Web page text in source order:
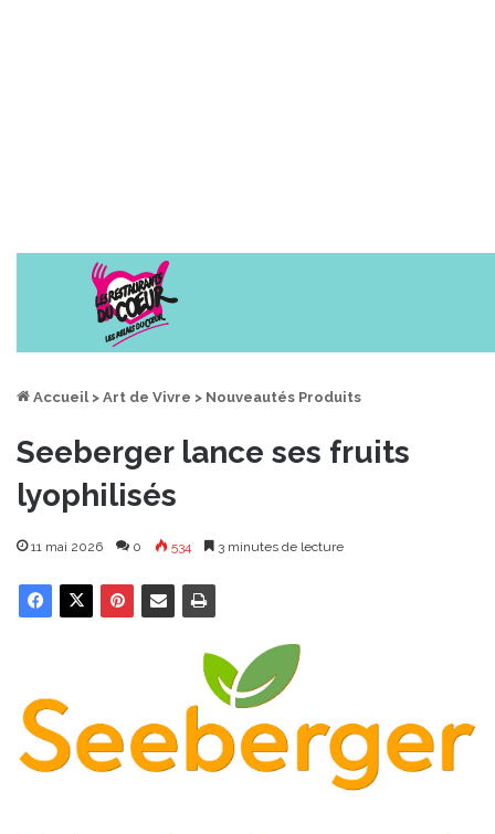
Accueil > Art de Vivre > Nouveautés Produits
Seeberger lance ses fruits
lyophilisés
11 mai 2026 0 534 3 minutes de lecture